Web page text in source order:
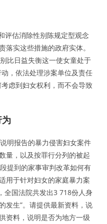
评估消除性别陈规定型观念
落实这些措施的政府实体。
比日益失衡这一使女童处于
，依法处理涉案单位及责任
虑到妇女权利，而不会导致
明报告的暴力侵害妇女案件
量，以及按罪行分列的被起
提到的家事审判改革如何有
用于针对妇女的家庭暴力案
全国法院共发出3 718份人身
发生”。请提供最新资料，说
资料，说明是否为地方一级